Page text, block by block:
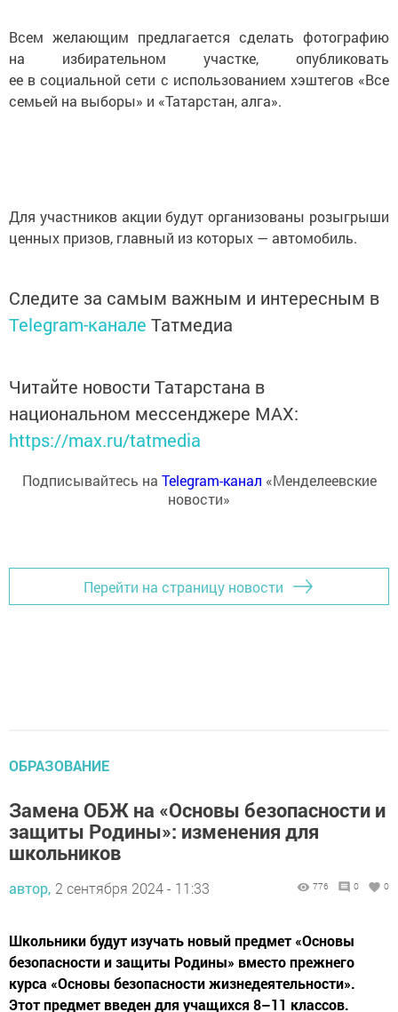
Всем желающим предлагается сделать фотографию
на избирательном участке, опубликовать
ее в социальной сети с использованием хэштегов «Все
семьей на выборы» и «Татарстан, алга».
Для участников акции будут организованы розыгрыши
ценных призов, главный из которых — автомобиль.
Следите за самым важным и интересным в
Telegram-канале Татмедиа
Читайте новости Татарстана в
национальном мессенджере MАХ:
https://max.ru/tatmedia
Подписывайтесь на Telegram-канал «Менделеевские
новости»
Перейти на страницу новости
ОБРАЗОВАНИЕ
Замена ОБЖ на «Основы безопасности и
защиты Родины»: изменения для
школьников
автор, 2 сентября 2024 - 11:33 776 0 0
Школьники будут изучать новый предмет «Основы
безопасности и защиты Родины» вместо прежнего
курса «Основы безопасности жизнедеятельности».
Этот предмет введен для учащихся 8–11 классов.